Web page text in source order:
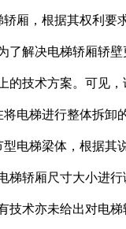
厢，根据其权利
了解决电梯轿厢轿
的技术方案。可见
电梯进行整体拆
电梯梁体，根据
梯轿厢尺寸大小进
技术亦未给出对电